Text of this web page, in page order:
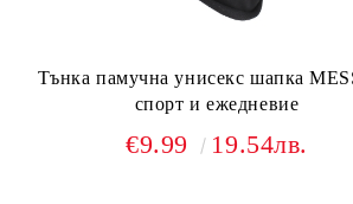
Тънка памучна унисекс шапка
спорт и ежедневие
€9.99 19.54лв.